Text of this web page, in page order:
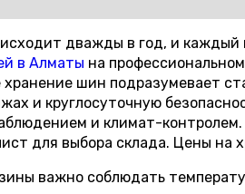
дважды в год, и каждый
в Алматы на
шин подразумевает
и круглосуточную
и климат-
для выбора склада. Цены
важно соблюдать